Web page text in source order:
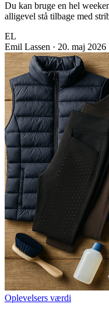
Du kan bruge en hel
alligevel stå tilbage med
EL
Emil Lassen · 20. maj 2026
Oplevelsers værdi